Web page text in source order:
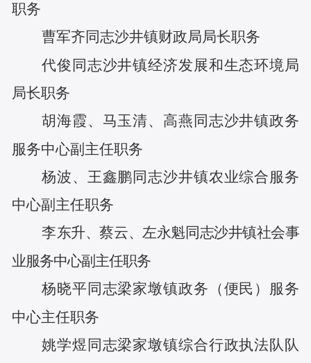
职务
曹军齐 同志沙井镇财政局局长职务
代俊 同志沙井镇经济发展和生态环境局
局长职务
胡海霞、 马玉清、 高燕 同志沙井镇政务
服务中心副主任职务
杨波、 王鑫鹏同志沙井镇农业综合服务
中心副主任职务
李东升、蔡云、左永魁 同志沙井镇社会事
业服务中心副主任职务
杨晓平 同志梁家墩镇政务（便民）服务
中心主任职务
姚学煜 同志梁家墩镇综合行政执法队队